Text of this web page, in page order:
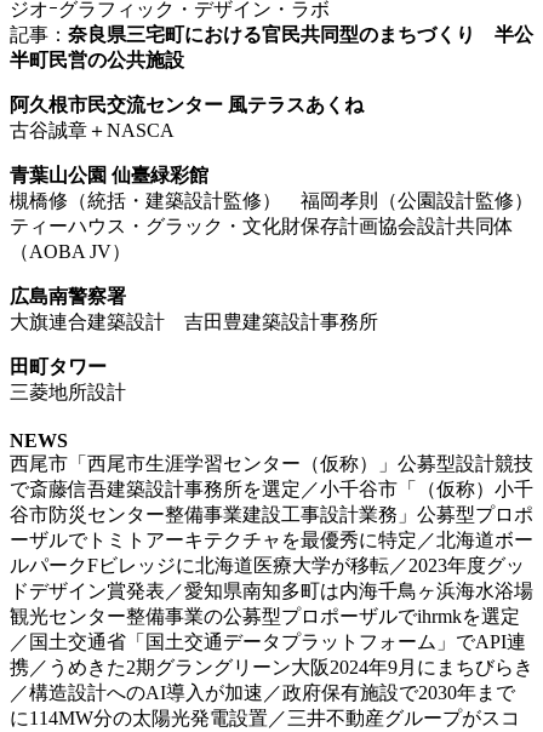
ジオｰグラフィック・デザイン・ラボ
記事： 奈良県三宅町における官民共同型のまちづくり 半公
半町民営の公共施設
阿久根市民交流センター 風テラスあくね
古谷誠章＋NASCA
青葉山公園 仙臺緑彩館
槻橋修（統括・建築設計監修） 福岡孝則（公園設計監修）
ティーハウス・グラック・文化財保存計画協会設計共同体
（AOBA JV）
広島南警察署
大旗連合建築設計 吉田豊建築設計事務所
田町タワー
三菱地所設計
NEWS
西尾市「西尾市生涯学習センター（仮称）」公募型設計競技
で斎藤信吾建築設計事務所を選定／小千谷市「（仮称）小千
谷市防災センター整備事業建設工事設計業務」公募型プロポ
ーザルでトミトアーキテクチャを最優秀に特定／北海道ボー
ルパークFビレッジに北海道医療大学が移転／2023年度グッ
ドデザイン賞発表／愛知県南知多町は内海千鳥ヶ浜海水浴場
観光センター整備事業の公募型プロポーザルでihrmkを選定
／国土交通省「国土交通データプラットフォーム」でAPI連
携／うめきた2期グラングリーン大阪2024年9月にまちびらき
／構造設計へのAI導入が加速／政府保有施設で2030年まで
に114MW分の太陽光発電設置／三井不動産グループがスコ